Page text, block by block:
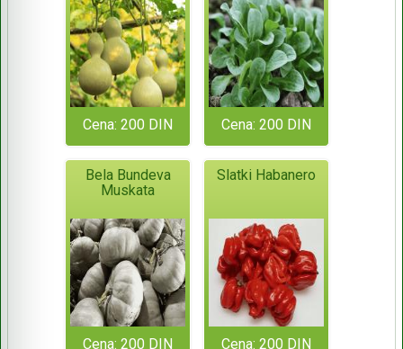
Cena: 200 DIN Cena: 200 DIN
Bela Bundeva
Muskata
Cena: 200 DIN
Slatki Habanero
Cena: 200 DIN